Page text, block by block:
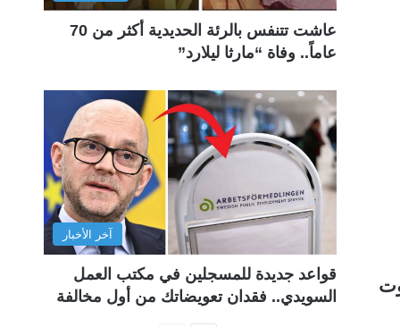
عاشت تتنفس بالرئة الحديدية أكثر من 70
عاماً.. وفاة “مارثا ليلارد”
آخر الأخبار
قواعد جديدة للمسجلين في مكتب العمل
السويدي.. فقدان تعويضاتك من أول مخالفة